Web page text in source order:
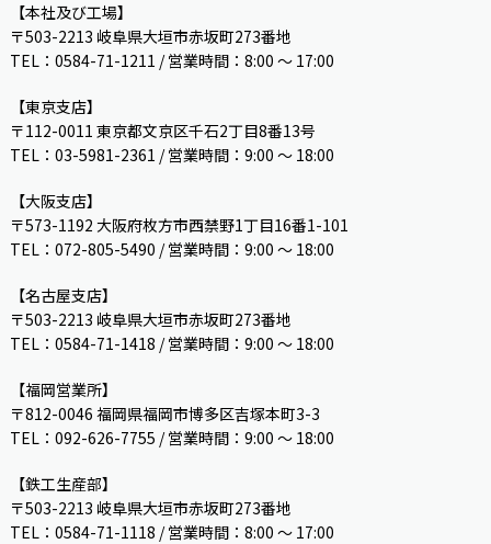
【本社及び工場】
〒503-2213 岐阜県大垣市赤坂町273番地
TEL：0584-71-1211 / 営業時間：8:00 ～ 17:00
【東京支店】
〒112-0011 東京都文京区千石2丁目8番13号
TEL：03-5981-2361 / 営業時間：9:00 〜 18:00
【大阪支店】
〒573-1192 大阪府枚方市西禁野1丁目16番1-101
TEL：072-805-5490 / 営業時間：9:00 ～ 18:00
【名古屋支店】
〒503-2213 岐阜県大垣市赤坂町273番地
TEL：0584-71-1418 / 営業時間：9:00 ～ 18:00
【福岡営業所】
〒812-0046 福岡県福岡市博多区吉塚本町3-3
TEL：092-626-7755 / 営業時間：9:00 〜 18:00
【鉄工生産部】
〒503-2213 岐阜県大垣市赤坂町273番地
TEL：0584-71-1118 / 営業時間：8:00 ～ 17:00